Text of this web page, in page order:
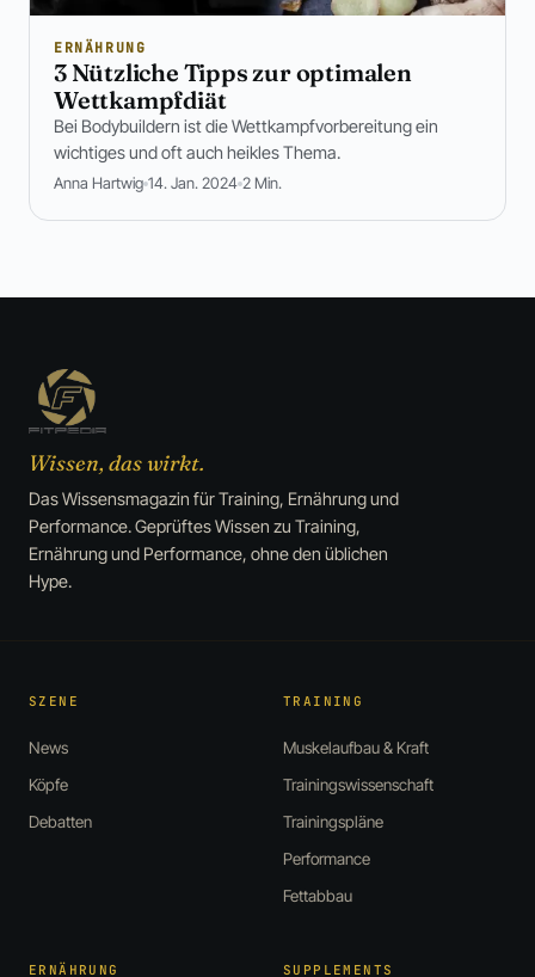
ERNÄHRUNG
3 Nützliche Tipps zur optimalen
Wettkampfdiät
Bei Bodybuildern ist die Wettkampfvorbereitung ein
wichtiges und oft auch heikles Thema.
Anna Hartwig 14. Jan. 2024 2 Min.
Wissen, das wirkt.
Das Wissensmagazin für Training, Ernährung und
Performance. Geprüftes Wissen zu Training,
Ernährung und Performance, ohne den üblichen
Hype.
SZENE
News
Köpfe
Debatten
TRAINING
Muskelaufbau & Kraft
Trainingswissenschaft
Trainingspläne
Performance
Fettabbau
ERNÄHRUNG SUPPLEMENTS